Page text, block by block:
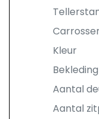
Kleur
Bekleding
Aantal
Aantal